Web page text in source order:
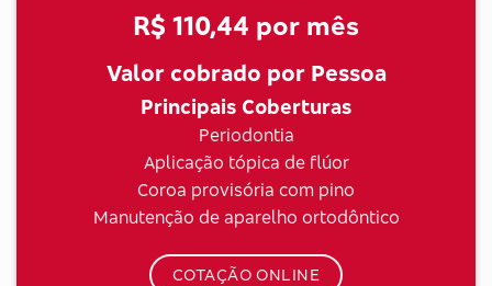
R$ 110,44 por mês
Valor cobrado por Pessoa
Principais Coberturas
Periodontia
Aplicação tópica de flúor
Coroa provisória com pino
Manutenção de aparelho ortodôntico
COTAÇÃO ONLINE